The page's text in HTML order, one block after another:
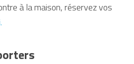
à la maison, réservez vos